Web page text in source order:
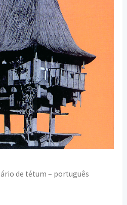
de tétum – português